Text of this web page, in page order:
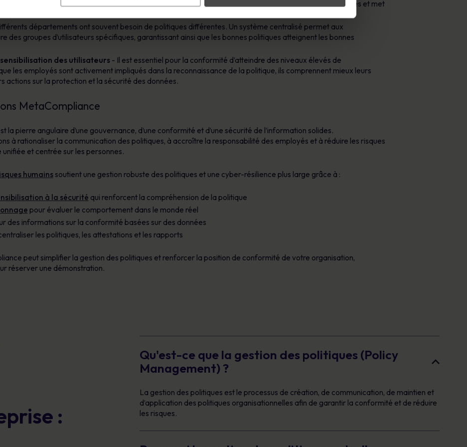
auditeurs la diligence dont ils ont fait preuve. Elle enregistre l’interaction des utilisateurs avec les politiques et met
pour la sécurité de l’information.
départements ont souvent besoin de politiques différentes. Un système centralisé permet aux
des groupes d’utilisateurs spécifiques, garantissant ainsi que les bonnes politiques atteignent les bonnes
des utilisateurs- Il est essentiel pour la conformité d’atteindre des niveaux élevés de
les employés sont activement impliqués dans la reconnaissance de la politique, ils comprennent mieux leurs
actions sur la protection et la sécurité des données.
MetaCompliance
la pierre angulaire d’une gouvernance, d’une conformité et d’une sécurité de l’information solides.
à rationaliser la communication des politiques, à accroître la responsabilité des employés et à réduire les risques
et centrée sur les personnes.
humainssoutient une gestion robuste des politiques et une cyber-résilience plus large grâce à :
à la sécurité qui renforcent la compréhension de la politique
pour évaluer le comportement dans le monde réel
des informations sur la conformité basées sur des données
les politiques, les attestations et les rapports
peut simplifier la gestion des politiques et renforcer la position de conformité de votre organisation,
réserver une démonstration.
:
Qu'est-ce que la gestion des politiques (Policy
Management) ?
La gestion des politiques est le processus de création, de communication, de maintien et
d’application des politiques organisationnelles afin de garantir la conformité et de réduire
les risques.